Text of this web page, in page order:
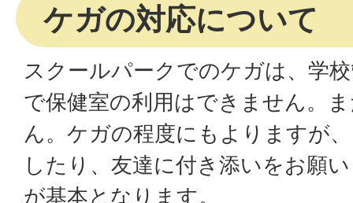
ケガの対応について
スクールパークでのケガは、学
で保健室の利用はできません。
ん。ケガの程度にもよりますが
したり、友達に付き添いをお願
が基本となります。